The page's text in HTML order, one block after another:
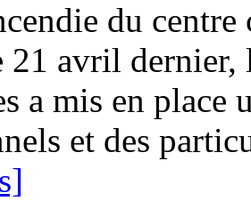
du
21 avril dernier,
a mis en place
et des